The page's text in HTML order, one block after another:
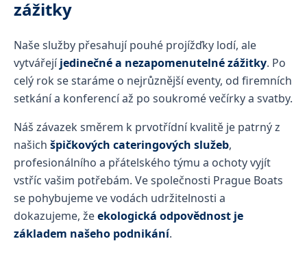
zážitky
Naše služby přesahují pouhé projížďky lodí, ale
vytvářejíjedinečné a nezapomenutelné zážitky. Po
celý rok se staráme o nejrůznější eventy, od firemních
setkání a konferencí až po soukromé večírky a svatby.
Náš závazek směrem k prvotřídní kvalitě je patrný z
našich špičkových cateringových služeb,
profesionálního a přátelského týmu a ochoty vyjít
vstříc vašim potřebám. Ve společnosti Prague Boats
se pohybujeme ve vodách udržitelnosti a
dokazujeme, žeekologická odpovědnost je
základem našeho podnikání.